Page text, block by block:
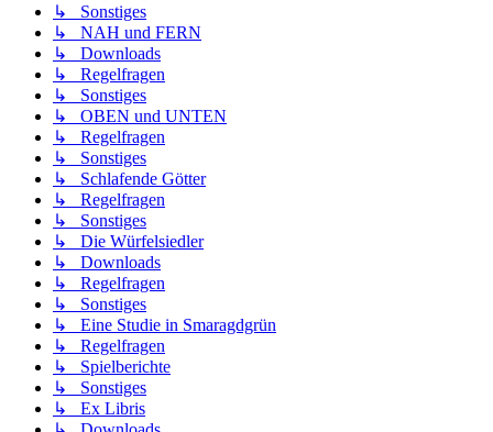
↳ Sonstiges
↳ NAH und FERN
↳ Downloads
↳ Regelfragen
↳ Sonstiges
↳ OBEN und UNTEN
↳ Regelfragen
↳ Sonstiges
↳ Schlafende Götter
↳ Regelfragen
↳ Sonstiges
↳ Die Würfelsiedler
↳ Downloads
↳ Regelfragen
↳ Sonstiges
↳ Eine Studie in Smaragdgrün
↳ Regelfragen
↳ Spielberichte
↳ Sonstiges
↳ Ex Libris